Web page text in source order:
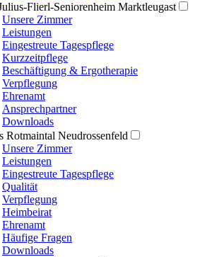
Flierl-Seniorenheim Marktleugast
Unsere Zimmer
Leistungen
Eingestreute Tagespflege
Kurzzeitpflege
Beschäftigung & Ergotherapie
Verpflegung
Ehrenamt
Ansprechpartner
Downloads
Rotmaintal Neudrossenfeld
Unsere Zimmer
Leistungen
Eingestreute Tagespflege
Qualität
Verpflegung
Heimbeirat
Ehrenamt
Häufige Fragen
Downloads